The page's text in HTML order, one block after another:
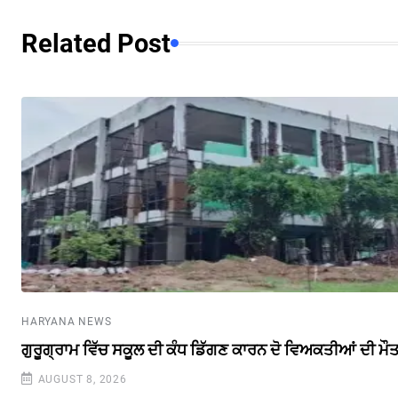
Related Post
HARYANA NEWS
ਗੁਰੂਗ੍ਰਾਮ ਵਿੱਚ ਸਕੂਲ ਦੀ ਕੰਧ ਡਿੱਗਣ ਕਾਰਨ ਦੋ ਵਿਅਕਤੀਆਂ ਦੀ
AUGUST 8, 2026